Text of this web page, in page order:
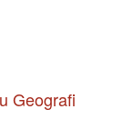
Geografi